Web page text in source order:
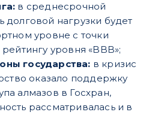
в среднесрочной
долговой нагрузки будет
уровне с точки
уровня «BBB»;
государства: в кризис
оказало поддержку
алмазов в Госхран,
рассматривалась и в